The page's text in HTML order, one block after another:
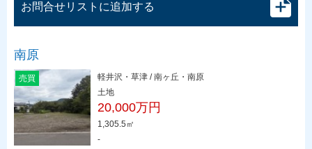
お問合せリストに追加する
南原
売買
軽井沢・草津 / 南ヶ丘・南原
土地
20,000万円
1,305.5㎡
-